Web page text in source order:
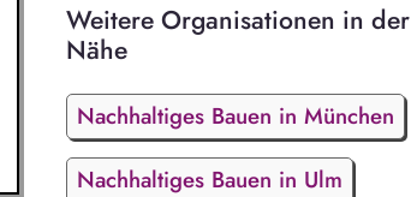
Weitere Organisationen in der
Nähe
Nachhaltiges Bauen in München
Nachhaltiges Bauen in Ulm